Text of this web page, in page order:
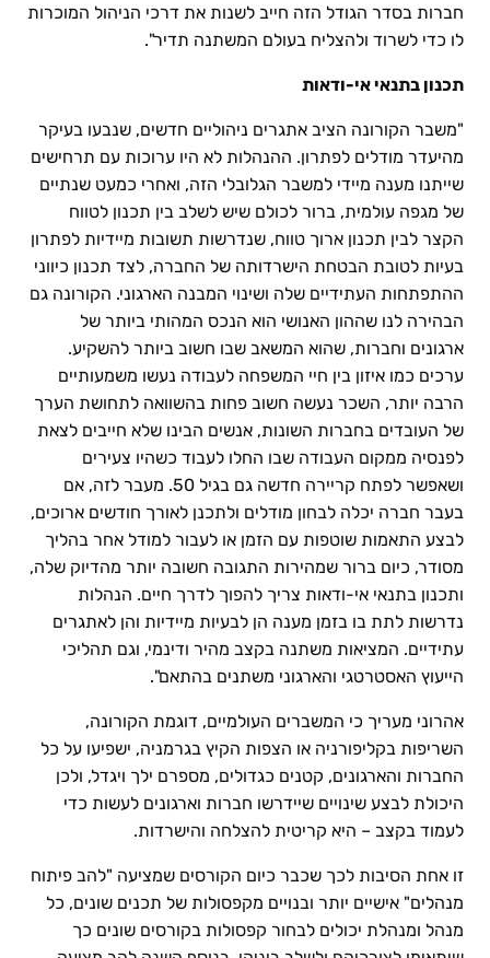
חברות בסדר הגודל הזה חייב לשנות את דרכי הניהול המוכרות
לו כדי לשרוד ולהצליח בעולם המשתנה תדיר".
תכנון בתנאי אי-ודאות
"משבר הקורונה הציב אתגרים ניהוליים חדשים, שנבעו בעיקר
מהיעדר מודלים לפתרון. ההנהלות לא היו ערוכות עם תרחישים
שייתנו מענה מיידי למשבר הגלובלי הזה, ואחרי כמעט שנתיים
של מגפה עולמית, ברור לכולם שיש לשלב בין תכנון לטווח
הקצר לבין תכנון ארוך טווח, שנדרשות תשובות מיידיות לפתרון
בעיות לטובת הבטחת הישרדותה של החברה, לצד תכנון כיווני
ההתפתחות העתידיים שלה ושינוי המבנה הארגוני. הקורונה גם
הבהירה לנו שההון האנושי הוא הנכס המהותי ביותר של
ארגונים וחברות, שהוא המשאב שבו חשוב ביותר להשקיע.
ערכים כמו איזון בין חיי המשפחה לעבודה נעשו משמעותיים
הרבה יותר, השכר נעשה חשוב פחות בהשוואה לתחושת הערך
של העובדים בחברות השונות, אנשים הבינו שלא חייבים לצאת
לפנסיה ממקום העבודה שבו החלו לעבוד כשהיו צעירים
ושאפשר לפתח קריירה חדשה גם בגיל 50. מעבר לזה, אם
בעבר חברה יכלה לבחון מודלים ולתכנן לאורך חודשים ארוכים,
לבצע התאמות שוטפות עם הזמן או לעבור למודל אחר בהליך
מסודר, כיום ברור שמהירות התגובה חשובה יותר מהדיוק שלה,
ותכנון בתנאי אי-ודאות צריך להפוך לדרך חיים. הנהלות
נדרשות לתת בו בזמן מענה הן לבעיות מיידיות והן לאתגרים
עתידיים. המציאות משתנה בקצב מהיר ודינמי, וגם תהליכי
הייעוץ האסטרטגי והארגוני משתנים בהתאם".
אהרוני מעריך כי המשברים העולמיים, דוגמת הקורונה,
השריפות בקליפורניה או הצפות הקיץ בגרמניה, ישפיעו על כל
החברות והארגונים, קטנים כגדולים, מספרם ילך ויגדל, ולכן
היכולת לבצע שינויים שיידרשו חברות וארגונים לעשות כדי
לעמוד בקצב – היא קריטית להצלחה והישרדות.
זו אחת הסיבות לכך שכבר כיום הקורסים שמציעה "להב פיתוח
מנהלים" אישיים יותר ובנויים מקפסולות של תכנים שונים, כל
מנהל ומנהלת יכולים לבחור קפסולות בקורסים שונים כך